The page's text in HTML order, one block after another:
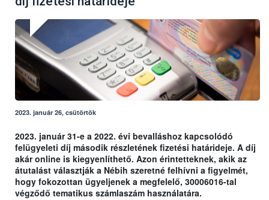
2023. január 26, csütörtök
2023. január 31-e a 2022. évi bevalláshoz kapcsolódó
felügyeleti díj második részletének fizetési határideje. A díj
akár online is kiegyenlíthető. Azon érintetteknek, akik az
átutalást választják a Nébih szeretné felhívni a figyelmét,
hogy fokozottan ügyeljenek a megfelelő, 30006016-tal
végződő tematikus számlaszám használatára.